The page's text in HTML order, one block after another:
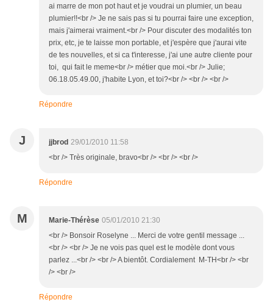
ai marre de mon pot haut et je voudrai un plumier, un beau
plumier!!<br /> Je ne sais pas si tu pourrai faire une exception,
mais j'aimerai vraiment.<br /> Pour discuter des modalités ton
prix, etc, je te laisse mon portable, et j'espère que j'aurai vite
de tes nouvelles, et si ca t'interesse, j'ai une autre cliente pour
toi, qui fait le meme<br /> métier que moi.<br /> Julie;
06.18.05.49.00, j'habite Lyon, et toi?<br /> <br /> <br />
Répondre
J jjbrod 29/01/2010 11:58
<br /> Très originale, bravo<br /> <br /> <br />
Répondre
M Marie-Thérèse 05/01/2010 21:30
<br /> Bonsoir Roselyne ... Merci de votre gentil message ...
<br /> <br /> Je ne vois pas quel est le modèle dont vous
parlez ...<br /> <br /> A bientôt. Cordialement M-TH<br /> <br
/> <br />
Répondre